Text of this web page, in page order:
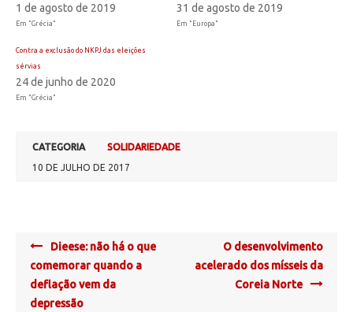
1 de agosto de 2019
Em "Grécia"
31 de agosto de 2019
Em "Europa"
Contra a exclusão do NKPJ das eleições
sérvias
24 de junho de 2020
Em "Grécia"
CATEGORIA
SOLIDARIEDADE
10 DE JULHO DE 2017
Post
navigation
Dieese: não há o que
comemorar quando a
deflação vem da
depressão
O desenvolvimento
acelerado dos mísseis da
Coreia Norte